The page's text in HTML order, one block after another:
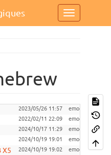
2023/05/26 11:57 emoc
2022/02/11 22:09 emoc jeu-
2024/10/17 11:29 emoc
2024/10/19 19:01 emoc
X5 2024/10/19 19:02 emoc